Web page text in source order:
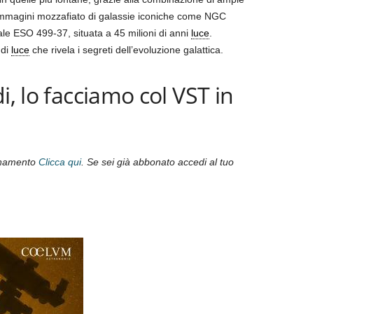
mozzafiato di galassie iconiche come NGC
ESO 499-37, situata a 45 milioni di anni luce.
luceche rivela i segreti dell’evoluzione galattica.
lo facciamo col VST in
Clicca qui. Se sei già abbonato accedi al tuo